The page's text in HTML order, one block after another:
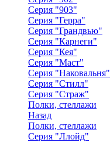
Серия "903"
Серия "Герра"
Серия "Грандвью"
Серия "Карнеги"
Серия "Кея"
Серия "Маст"
Серия "Наковальня"
Серия "Стилл"
Серия "Страж"
Полки, стеллажи
Назад
Полки, стеллажи
Серия "Ллойд"